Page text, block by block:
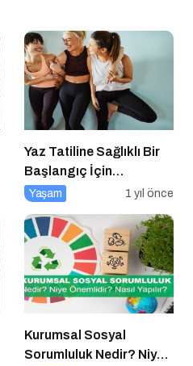
Yaz Tatiline Sağlıklı Bir
Başlangıç İçin
Beslenme
Yaşam 1 yıl önce
Kurumsal Sosyal
Sorumluluk Nedir? Niye